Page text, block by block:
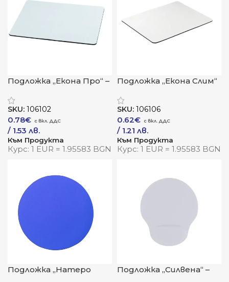
Подложка „Екона Про“ –
всяко бюро
SKU: 106102
0.78€
/ 1.53 лв.
Към Продукта
Курс: 1 EUR = 1.95583 BGN
Подложка „Екона Слим“
при всяко движение
SKU: 106106
0.62€
/ 1.21 лв.
Към Продукта
Курс: 1 EUR = 1.95583 BGN
Подложка „Натеро
Подложка „Силвена“ –